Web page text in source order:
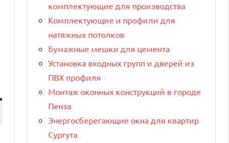
комплектующие для производства
Комплектующие и профили для
натяжных потолков
Бумажные мешки для цемента
Установка входных групп и дверей из
ПВХ профиля
Монтаж оконных конструкций в городе
Пенза
Энергосберегающие окна для квартир
Сургута